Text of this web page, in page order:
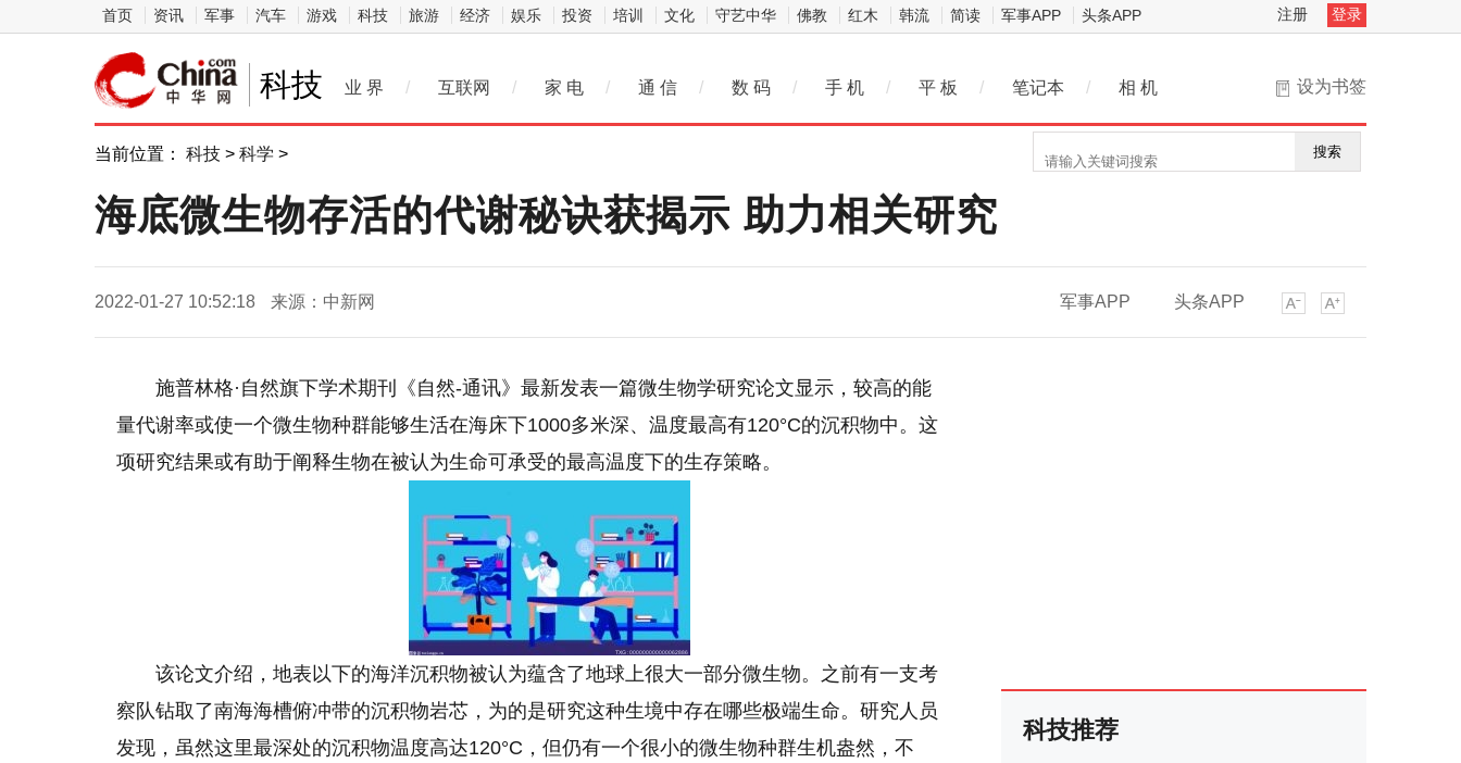
首页 资讯 军事 汽车 游戏 科技 旅游 经济 娱乐 投资 培训 文化 守艺中华 佛教 红木 韩流 简读 军事APP 头条APP 注册 登录
科技 设为书签
业 界 / 互联网 / 家 电 / 通 信 / 数 码 / 手 机 / 平 板 / 笔记本 / 相 机
当前位置： 科技 > 科学 > 搜索
海底微生物存活的代谢秘诀获揭示 助力相关研究
2022-01-27 10:52:18 来源：中新网 军事APP 头条APP
施普林格·自然旗下学术期刊《自然-通讯》最新发表一篇微生物学研究论文显示，较高的能
量代谢率或使一个微生物种群能够生活在海床下1000多米深、温度最高有120°C的沉积物中。这
项研究结果或有助于阐释生物在被认为生命可承受的最高温度下的生存策略。
该论文介绍，地表以下的海洋沉积物被认为蕴含了地球上很大一部分微生物。之前有一支考
察队钻取了南海海槽俯冲带的沉积物岩芯，为的是研究这种生境中存在哪些极端生命。研究人员
发现，虽然这里最深处的沉积物温度高达120°C，但仍有一个很小的微生物种群生机盎然，不
科技推荐